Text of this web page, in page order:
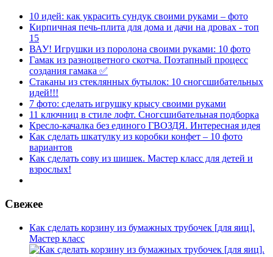
10 идей: как украсить сундук своими руками – фото
Кирпичная печь-плита для дома и дачи на дровах - топ
15
ВАУ! Игрушки из поролона своими руками: 10 фото
Гамак из разноцветного скотча. Поэтапный процесс
создания гамака ✅
Стаканы из стеклянных бутылок: 10 сногсшибательных
идей!!!
7 фото: сделать игрушку крысу своими руками
11 ключниц в стиле лофт. Сногсшибательная подборка
Кресло-качалка без единого ГВОЗДЯ. Интересная идея
Как сделать шкатулку из коробки конфет – 10 фото
вариантов
Как сделать сову из шишек. Мастер класс для детей и
взрослых!
Свежее
Как сделать корзину из бумажных трубочек [для яиц].
Мастер класс